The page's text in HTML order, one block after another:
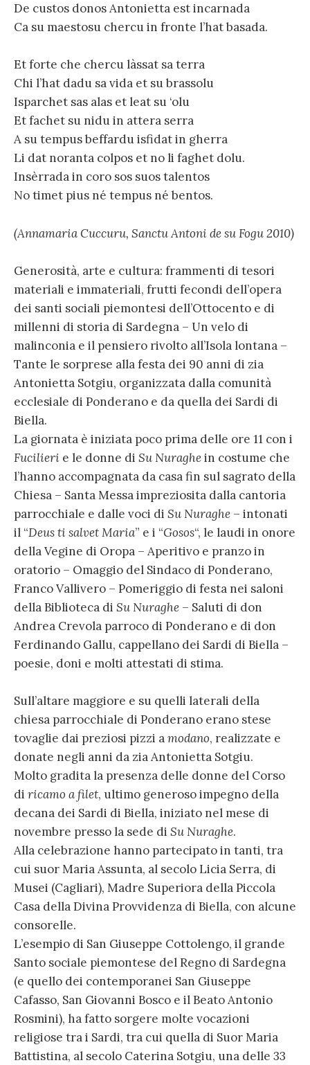
De custos donos Antonietta est incarnada
Ca su maestosu chercu in fronte l’hat basada.
Et forte che chercu làssat sa terra
Chi l’hat dadu sa vida et su brassolu
Isparchet sas alas et leat su ‘olu
Et fachet su nidu in attera serra
A su tempus beffardu isfidat in gherra
Li dat noranta colpos et no li faghet dolu.
Insèrrada in coro sos suos talentos
No timet pius né tempus né bentos.
(Annamaria Cuccuru, Sanctu Antoni de su Fogu 2010)
Generosità, arte e cultura: frammenti di tesori
materiali e immateriali, frutti fecondi dell’opera
dei santi sociali piemontesi dell’Ottocento e di
millenni di storia di Sardegna – Un velo di
malinconia e il pensiero rivolto all’Isola lontana –
Tante le sorprese alla festa dei 90 anni di zia
Antonietta Sotgiu, organizzata dalla comunità
ecclesiale di Ponderano e da quella dei Sardi di
Biella.
La giornata è iniziata poco prima delle ore 11 con i
Fucilieri e le donne di Su Nuraghein costume che
l’hanno accompagnata da casa fin sul sagrato della
Chiesa – Santa Messa impreziosita dalla cantoria
parrocchiale e dalle voci di Su Nuraghe – intonati
il “Deus ti salvet Maria” e i “Gosos“, le laudi in onore
della Vegine di Oropa – Aperitivo e pranzo in
oratorio – Omaggio del Sindaco di Ponderano,
Franco Vallivero – Pomeriggio di festa nei saloni
della Biblioteca di Su Nuraghe – Saluti di don
Andrea Crevola parroco di Ponderano e di don
Ferdinando Gallu, cappellano dei Sardi di Biella –
poesie, doni e molti attestati di stima.
Sull’altare maggiore e su quelli laterali della
chiesa parrocchiale di Ponderano erano stese
tovaglie dai preziosi pizzi amodano, realizzate e
donate negli anni da zia Antonietta Sotgiu.
Molto gradita la presenza delle donne del Corso
di ricamo a filet, ultimo generoso impegno della
decana dei Sardi di Biella, iniziato nel mese di
novembre presso la sede di Su Nuraghe.
Alla celebrazione hanno partecipato in tanti, tra
cui suor Maria Assunta, al secolo Licia Serra, di
Musei (Cagliari), Madre Superiora della Piccola
Casa della Divina Provvidenza di Biella, con alcune
consorelle.
L’esempio di San Giuseppe Cottolengo, il grande
Santo sociale piemontese del Regno di Sardegna
(e quello dei contemporanei San Giuseppe
Cafasso, San Giovanni Bosco e il Beato Antonio
Rosmini), ha fatto sorgere molte vocazioni
religiose tra i Sardi, tra cui quella di Suor Maria
Battistina, al secolo Caterina Sotgiu, una delle 33